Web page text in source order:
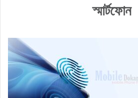
স্মার্টফোন